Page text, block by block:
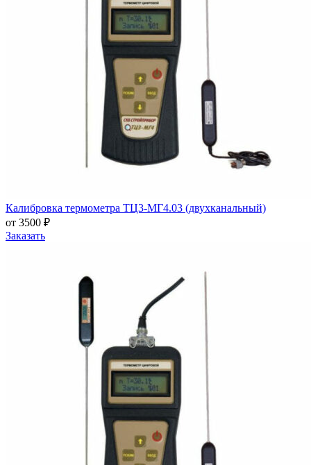
Калибровка термометра ТЦ3-МГ4.03 (двухканальный)
от 3500 ₽
Заказать